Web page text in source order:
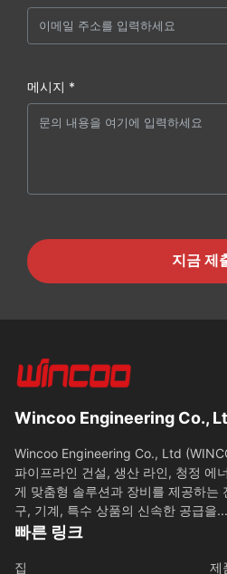
메시지 *
지금 제
Wincoo Engineering Co.,
Wincoo Engineering Co., Ltd
파이프라인 건설, 생산 라인, 청정 에
게 맞춤형 솔루션과 장비를 제공하는
구, 기계, 특수 상품의 신속한 공급을...
빠른 링크
집
제